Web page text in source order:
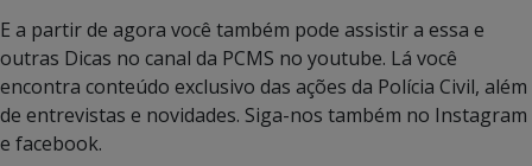
E a partir de agora você também pode assistir a essa e
outras Dicas no canal da PCMS no youtube. Lá você
encontra conteúdo exclusivo das ações da Polícia Civil, além
de entrevistas e novidades. Siga-nos também no Instagram
e facebook.